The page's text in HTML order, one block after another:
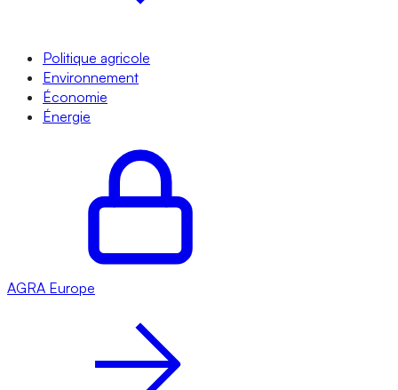
Politique agricole
Environnement
Économie
Énergie
AGRA Europe